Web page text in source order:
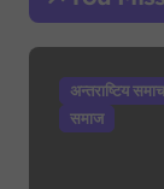
अन्तराष्टिय
समाज